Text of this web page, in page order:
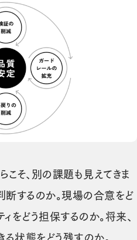
こそ、別の課題も見えてきま
断するのか。現場の合意をど
をどう担保するのか。将来、
状態をどう残すのか。